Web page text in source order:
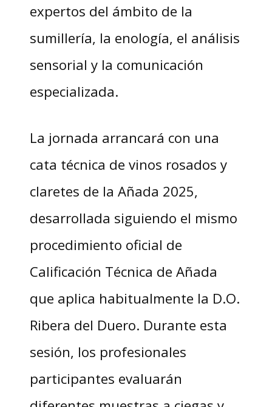
expertos del ámbito de la
sumillería, la enología, el análisis
sensorial y la comunicación
especializada.
La jornada arrancará con una
cata técnica de vinos rosados y
claretes de la Añada 2025,
desarrollada siguiendo el mismo
procedimiento oficial de
Calificación Técnica de Añada
que aplica habitualmente la D.O.
Ribera del Duero. Durante esta
sesión, los profesionales
participantes evaluarán